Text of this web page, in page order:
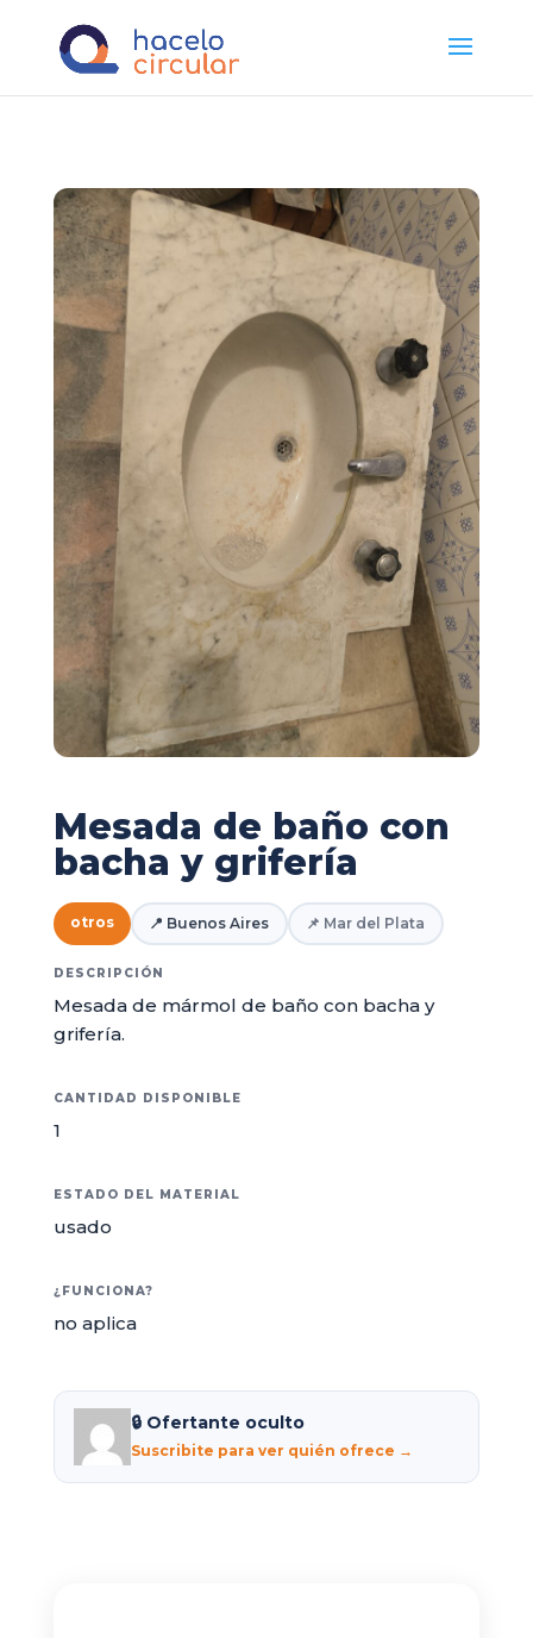
Mesada de baño con
bacha y grifería
otros 📍 Buenos Aires 📌 Mar del Plata
DESCRIPCIÓN
Mesada de mármol de baño con bacha y
grifería.
CANTIDAD DISPONIBLE
1
ESTADO DEL MATERIAL
usado
¿FUNCIONA?
no aplica
🔒 Ofertante oculto
Suscribite para ver quién ofrece →